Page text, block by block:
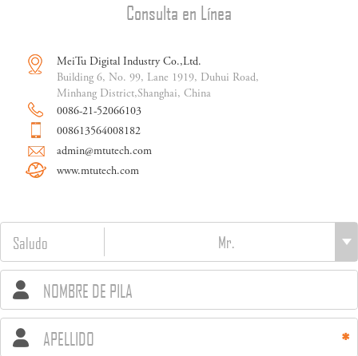
Consulta en Línea
MeiTu Digital Industry Co.,Ltd.
Building 6, No. 99, Lane 1919, Duhui Road,
Minhang District,Shanghai, China
0086-21-52066103
008613564008182
admin@mtutech.com
www.mtutech.com
Saludo
NOMBRE DE PILA
APELLIDO